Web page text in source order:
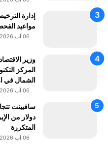
إدارة
مواعيد
06 آب 2026
وزير
المركز
الشمال في
06 آب 2026
دولار من
المتكررة
06 آب 2026